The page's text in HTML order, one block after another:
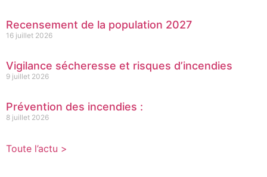
Recensement de la population 2027
16 juillet 2026
Vigilance sécheresse et risques d’incendies
9 juillet 2026
Prévention des incendies :
8 juillet 2026
Toute l’actu >